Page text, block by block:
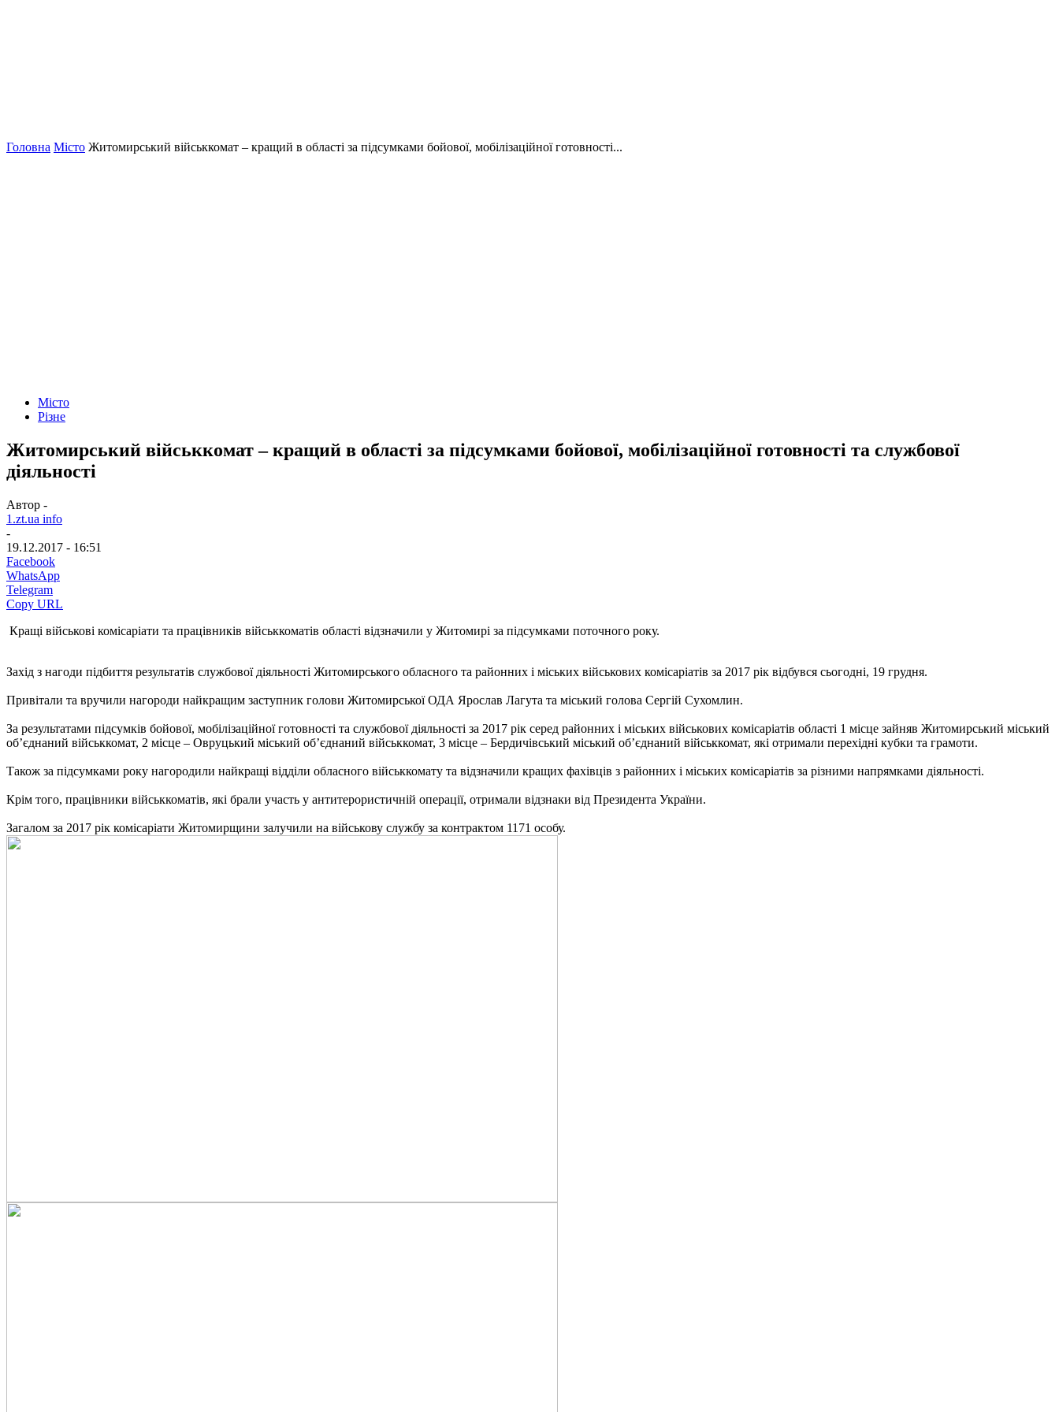
Головна Місто Житомирський військкомат – кращий в області за підсумками бойової, мобілізаційної готовності...
Місто
Різне
Житомирський військкомат – кращий в області за підсумками бойової, мобілізаційної готовності та службової
діяльності
Автор -
1.zt.ua info
-
19.12.2017 - 16:51
Facebook
WhatsApp
Telegram
Copy URL
Кращі військові комісаріати та працівників військкоматів області відзначили у Житомирі за підсумками поточного року.
Захід з нагоди підбиття результатів службової діяльності Житомирського обласного та районних і міських військових комісаріатів за 2017 рік відбувся сьогодні, 19 грудня.
Привітали та вручили нагороди найкращим заступник голови Житомирської ОДА Ярослав Лагута та міський голова Сергій Сухомлин.
За результатами підсумків бойової, мобілізаційної готовності та службової діяльності за 2017 рік серед районних і міських військових комісаріатів області 1 місце зайняв Житомирський міський
об’єднаний військкомат, 2 місце – Овруцький міський об’єднаний військкомат, 3 місце – Бердичівський міський об’єднаний військкомат, які отримали перехідні кубки та грамоти.
Також за підсумками року нагородили найкращі відділи обласного військкомату та відзначили кращих фахівців з районних і міських комісаріатів за різними напрямками діяльності.
Крім того, працівники військкоматів, які брали участь у антитерористичній операції, отримали відзнаки від Президента України.
Загалом за 2017 рік комісаріати Житомирщини залучили на військову службу за контрактом 1171 особу.